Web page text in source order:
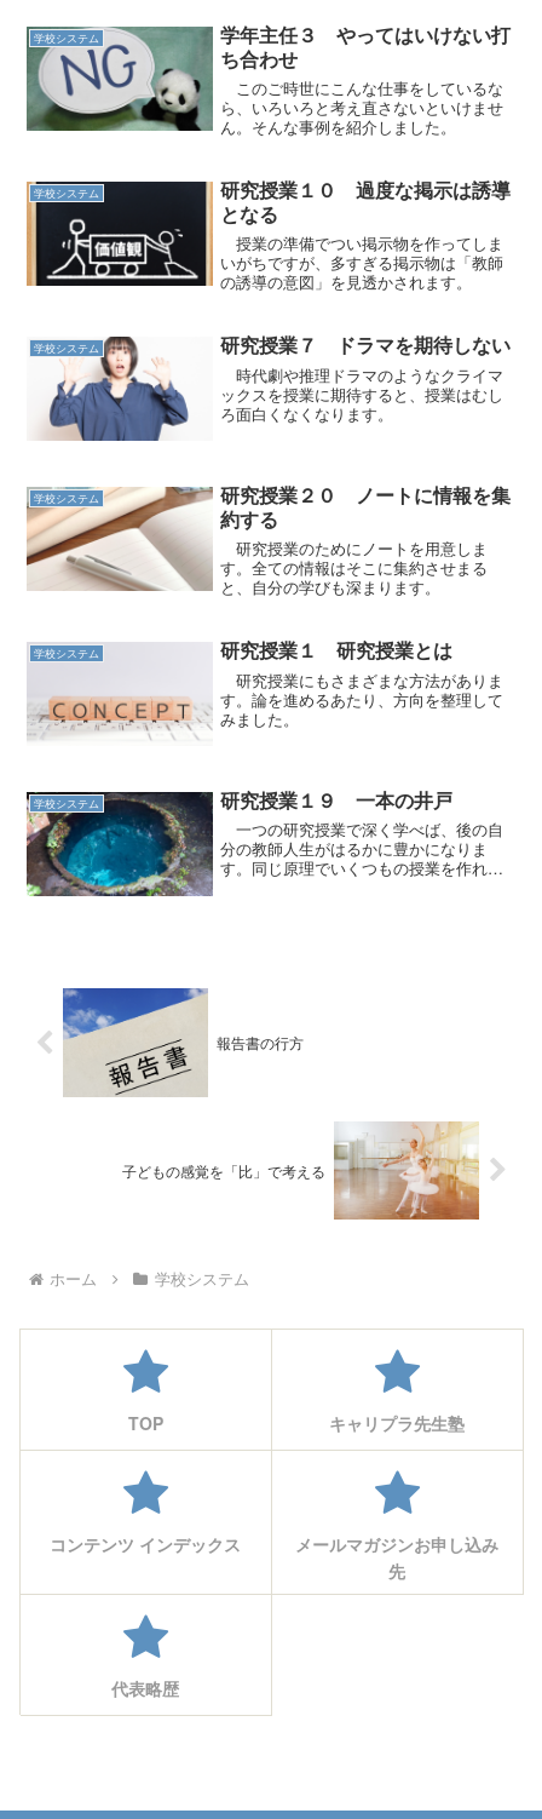
学校システム
学年主任３ やってはいけない打
ち合わせ
このご時世にこんな仕事をしているな
ら、いろいろと考え直さないといけませ
ん。そんな事例を紹介しました。
学校システム
研究授業１０ 過度な掲示は誘導
となる
授業の準備でつい掲示物を作ってしま
いがちですが、多すぎる掲示物は「教師
の誘導の意図」を見透かされます。
学校システム 研究授業７ ドラマを期待しない
時代劇や推理ドラマのようなクライマ
ックスを授業に期待すると、授業はむし
ろ面白くなくなります。
学校システム
研究授業２０ ノートに情報を集
約する
研究授業のためにノートを用意しま
す。全ての情報はそこに集約させまる
と、自分の学びも深まります。
学校システム 研究授業１ 研究授業とは
研究授業にもさまざまな方法がありま
す。論を進めるあたり、方向を整理して
みました。
学校システム 研究授業１９ 一本の井戸
一つの研究授業で深く学べば、後の自
分の教師人生がはるかに豊かになりま
す。同じ原理でいくつもの授業を作れる
報告書の行方
子どもの感覚を「比」で考える
ホーム 学校システム
TOP キャリプラ先生塾
コンテンツ インデックス
メールマガジンお申し込み
先
代表略歴